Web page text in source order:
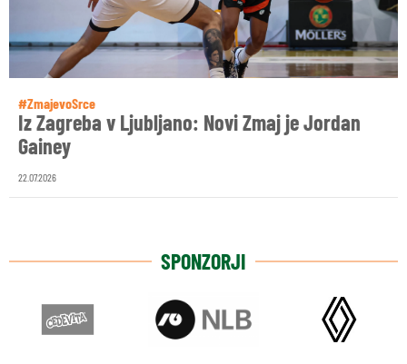
#ZmajevoSrce
Iz Zagreba v Ljubljano: Novi Zmaj je Jordan
Gainey
22.07.2026
SPONZORJI